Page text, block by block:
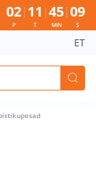
02
P
11
T
45
MIN
08
S
ET